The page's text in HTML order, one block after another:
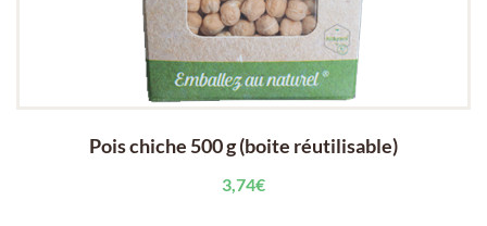
Pois chiche 500 g (boite réutilisable)
3,74€